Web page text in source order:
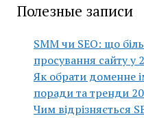
Полезные записи
SMM чи SEO: що
просування сайту у
Як обрати доменне
поради та тренди
Чим відрізняється